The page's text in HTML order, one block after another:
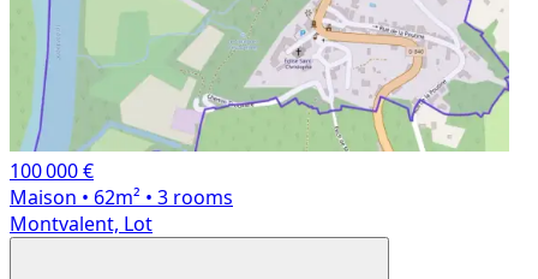
100 000 €
Maison • 62m² • 3 rooms
Montvalent, Lot